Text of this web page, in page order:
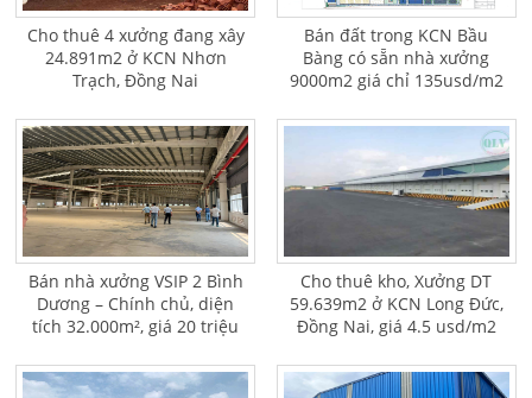
Cho thuê 4 xưởng đang xây
24.891m2 ở KCN Nhơn
Trạch, Đồng Nai
Bán đất trong KCN Bầu
Bàng có sẵn nhà xưởng
9000m2 giá chỉ 135usd/m2
Bán nhà xưởng VSIP 2 Bình
Dương – Chính chủ, diện
tích 32.000m², giá 20 triệu
Cho thuê kho, Xưởng DT
59.639m2 ở KCN Long Đức,
Đồng Nai, giá 4.5 usd/m2